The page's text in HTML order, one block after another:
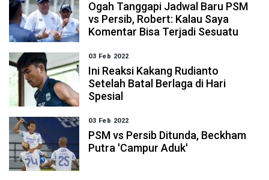
Ogah Tanggapi Jadwal Baru PSM
vs Persib, Robert: Kalau Saya
Komentar Bisa Terjadi Sesuatu
03 Feb 2022
Ini Reaksi Kakang Rudianto
Setelah Batal Berlaga di Hari
Spesial
03 Feb 2022
PSM vs Persib Ditunda, Beckham
Putra 'Campur Aduk'